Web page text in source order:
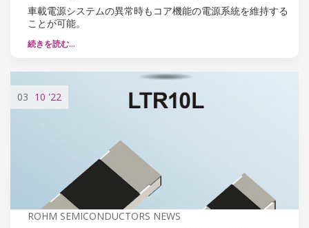
車載電源システムの異常時もコア機能の電源系統を維持する
ことが可能。
続きを読む…
03 10 '22
ROHM SEMICONDUCTORS NEWS